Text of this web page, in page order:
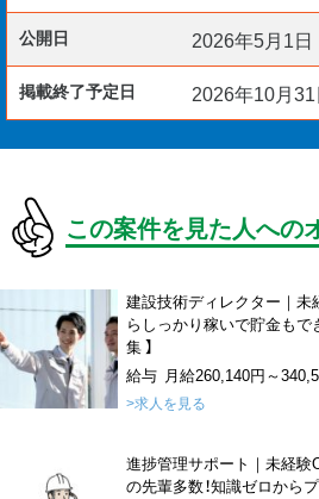
公開日 2026年5月1日
掲載終了予定日 2026年10月31
この案件を見た人への
建設技術ディレクター｜未
らしっかり稼いで貯金もで
集 】
給与 月給260,140円～
>求人を見る
進捗管理サポート｜未経験
の先輩多数！知識ゼロから